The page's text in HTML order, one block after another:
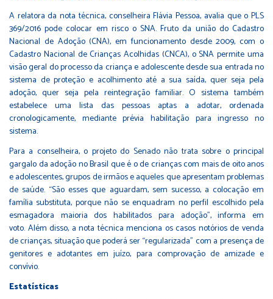
A relatora da nota técnica, conselheira Flávia Pessoa, avalia que o PLS
369/2016 pode colocar em risco o SNA. Fruto da união do Cadastro
Nacional de Adoção (CNA), em funcionamento desde 2009, com o
Cadastro Nacional de Crianças Acolhidas (CNCA), o SNA permite uma
visão geral do processo da criança e adolescente desde sua entrada no
sistema de proteção e acolhimento até a sua saída, quer seja pela
adoção, quer seja pela reintegração familiar. O sistema também
estabelece uma lista das pessoas aptas a adotar, ordenada
cronologicamente, mediante prévia habilitação para ingresso no
sistema.
Para a conselheira, o projeto do Senado não trata sobre o principal
gargalo da adoção no Brasil que é o de crianças com mais de oito anos
e adolescentes, grupos de irmãos e aqueles que apresentam problemas
de saúde. “São esses que aguardam, sem sucesso, a colocação em
família substituta, porque não se enquadram no perfil escolhido pela
esmagadora maioria dos habilitados para adoção”, informa em
voto. Além disso, a nota técnica menciona os casos notórios de venda
de crianças, situação que poderá ser “regularizada” com a presença de
genitores e adotantes em juízo, para comprovação de amizade e
convívio.
Estatísticas